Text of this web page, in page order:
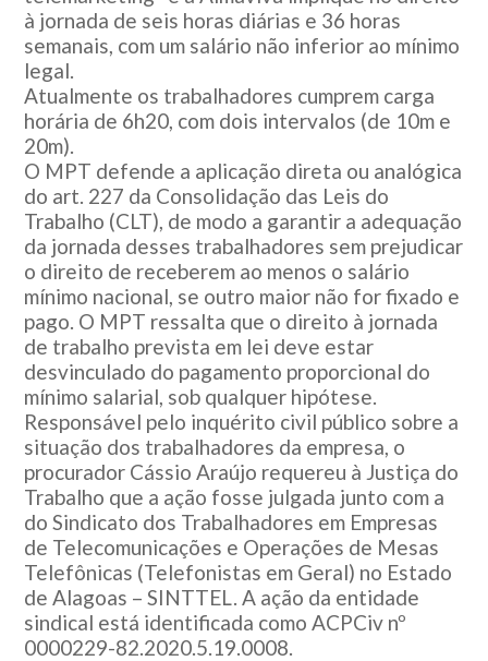
à jornada de seis horas diárias e 36 horas
semanais, com um salário não inferior ao mínimo
legal.
Atualmente os trabalhadores cumprem carga
horária de 6h20, com dois intervalos (de 10m e
20m).
O MPT defende a aplicação direta ou analógica
do art. 227 da Consolidação das Leis do
Trabalho (CLT), de modo a garantir a adequação
da jornada desses trabalhadores sem prejudicar
o direito de receberem ao menos o salário
mínimo nacional, se outro maior não for fixado e
pago. O MPT ressalta que o direito à jornada
de trabalho prevista em lei deve estar
desvinculado do pagamento proporcional do
mínimo salarial, sob qualquer hipótese.
Responsável pelo inquérito civil público sobre a
situação dos trabalhadores da empresa, o
procurador Cássio Araújo requereu à Justiça do
Trabalho que a ação fosse julgada junto com a
do Sindicato dos Trabalhadores em Empresas
de Telecomunicações e Operações de Mesas
Telefônicas (Telefonistas em Geral) no Estado
de Alagoas – SINTTEL. A ação da entidade
sindical está identificada como ACPCiv nº
0000229-82.2020.5.19.0008.